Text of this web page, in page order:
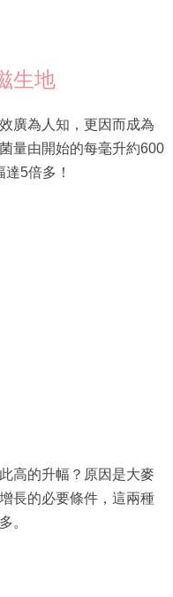
生地
廣為人知，更因而成為
量由開始的每毫升約600
5倍多！
高的升幅？原因是大麥
長的必要條件，這兩種
。